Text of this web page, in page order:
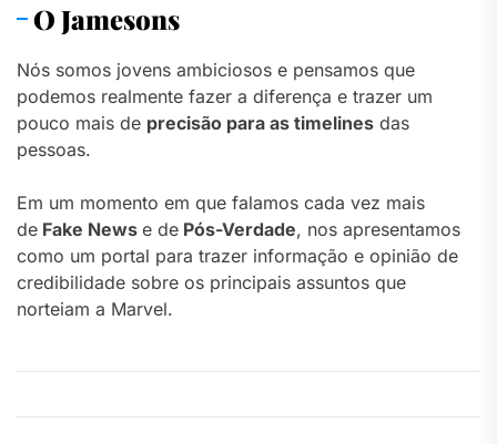
O Jamesons
Nós somos jovens ambiciosos e pensamos que
podemos realmente fazer a diferença e trazer um
pouco mais de precisão para as timelines das
pessoas.
Em um momento em que falamos cada vez mais
de Fake News e de Pós-Verdade, nos apresentamos
como um portal para trazer informação e opinião de
credibilidade sobre os principais assuntos que
norteiam a Marvel.